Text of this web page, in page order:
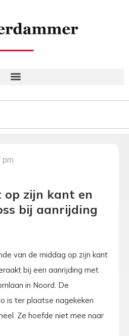
pm
zijn kant en
bij aanrijding
van de middag op zijn kant
bij een aanrijding met
in Noord. De
is ter plaatse nagekeken
Ze hoefde niet mee naar